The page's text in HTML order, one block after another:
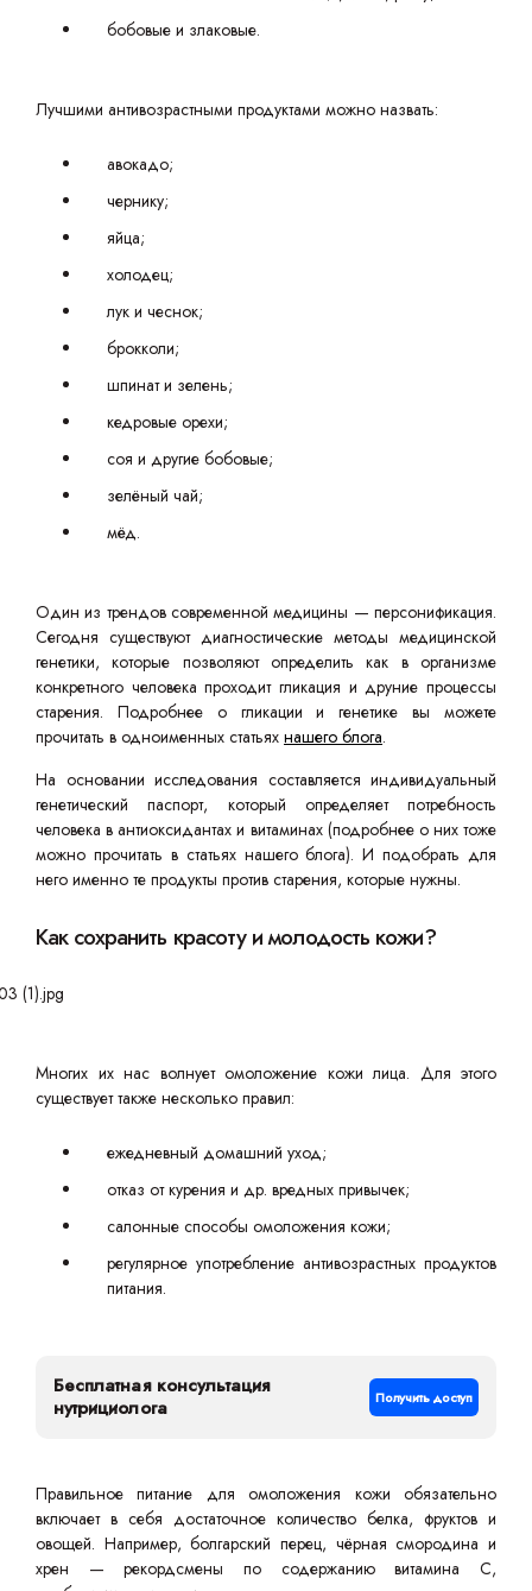
бобовые и злаковые.
Лучшими антивозрастными продуктами можно назвать:
авокадо;
чернику;
яйца;
холодец;
лук и чеснок;
брокколи;
шпинат и зелень;
кедровые орехи;
соя и другие бобовые;
зелёный чай;
мёд.
Один из трендов современной медицины — персонификация.
Сегодня существуют диагностические методы медицинской
генетики, которые позволяют определить как в организме
конкретного человека проходит гликация и друние процессы
старения. Подробнее о гликации и генетике вы можете
прочитать в одноименных статьях нашего блога.
На основании исследования составляется индивидуальный
генетический паспорт, который определяет потребность
человека в антиоксидантах и витаминах (подробнее о них тоже
можно прочитать в статьях нашего блога). И подобрать для
него именно те продукты против старения, которые нужны.
Как сохранить красоту и молодость кожи?
Многих их нас волнует омоложение кожи лица. Для этого
существует также несколько правил:
ежедневный домашний уход;
отказ от курения и др. вредных привычек;
салонные способы омоложения кожи;
регулярное употребление антивозрастных продуктов
питания.
Бесплатная консультация
нутрициолога
Получить доступ
Правильное питание для омоложения кожи обязательно
включает в себя достаточное количество белка, фруктов и
овощей. Например, болгарский перец, чёрная смородина и
хрен — рекордсмены по содержанию витамина С,